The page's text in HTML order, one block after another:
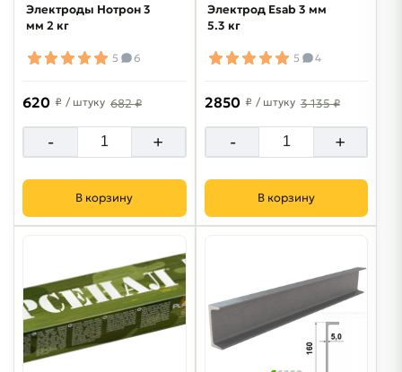
Электроды Нотрон 3
мм 2 кг
5 6
620 ₽ / штуку 682 ₽
- +
В корзину
Электрод Esab 3 мм
5.3 кг
5 4
2850 ₽ / штуку 3 135 ₽
- +
В корзину